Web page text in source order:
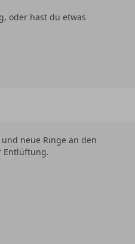
oder hast du etwas
neue Ringe an den
Entlüftung.